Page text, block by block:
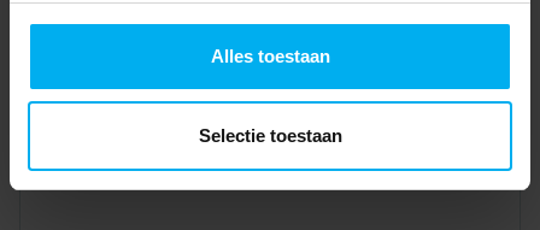
Alles toestaan
Selectie toestaan